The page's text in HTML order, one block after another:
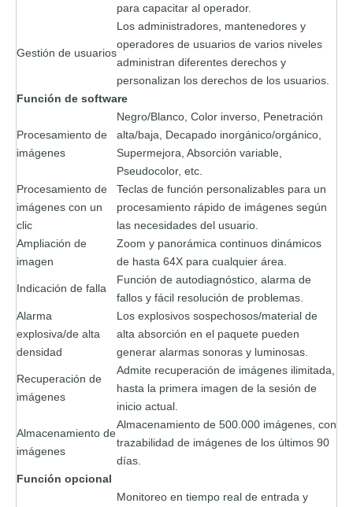
para capacitar al operador.
Gestión de usuarios
Los administradores, mantenedores y
operadores de usuarios de varios niveles
administran diferentes derechos y
personalizan los derechos de los usuarios.
Función de software
Procesamiento de
imágenes
Negro/Blanco, Color inverso, Penetración
alta/baja, Decapado inorgánico/orgánico,
Supermejora, Absorción variable,
Pseudocolor, etc.
Procesamiento de
imágenes con un
clic
Teclas de función personalizables para un
procesamiento rápido de imágenes según
las necesidades del usuario.
Ampliación de
imagen
Zoom y panorámica continuos dinámicos
de hasta 64X para cualquier área.
Indicación de falla
Función de autodiagnóstico, alarma de
fallos y fácil resolución de problemas.
Alarma
explosiva/de alta
densidad
Los explosivos sospechosos/material de
alta absorción en el paquete pueden
generar alarmas sonoras y luminosas.
Recuperación de
imágenes
Admite recuperación de imágenes ilimitada,
hasta la primera imagen de la sesión de
inicio actual.
Almacenamiento de
imágenes
Almacenamiento de 500.000 imágenes, con
trazabilidad de imágenes de los últimos 90
días.
Función opcional
Monitoreo en tiempo real de entrada y